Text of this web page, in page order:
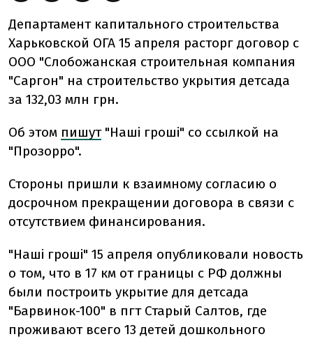
Департамент капитального строительства
Харьковской ОГА 15 апреля расторг договор с
ООО "Слобожанская строительная компания
"Саргон" на строительство укрытия детсада
за 132,03 млн грн.
Об этом пишут "Наші гроші" со ссылкой на
"Прозорро".
Стороны пришли к взаимному согласию о
досрочном прекращении договора в связи с
отсутствием финансирования.
"Наші гроші" 15 апреля опубликовали новость
о том, что в 17 км от границы с РФ должны
были построить укрытие для детсада
"Барвинок-100" в пгт Старый Салтов, где
проживают всего 13 детей дошкольного